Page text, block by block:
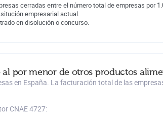
cerradas entre el número total de empresas por
empresarial actual.
en disolución o concurso.
por menor de otros productos
en España. La facturación total de las
CNAE 4727: